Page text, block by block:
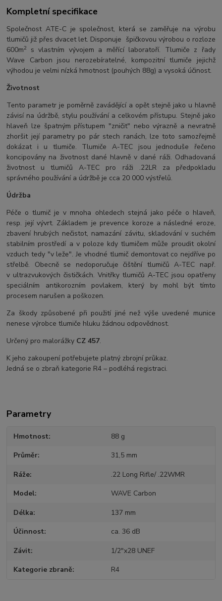
Kompletní specifikace
Společnost ATE-C je společnost, která se zaměřuje na výrobu
tlumičů již přes dvacet let. Disponuje špičkovou výrobou o rozloze
600m2 s vlastním vývojem a měřící laboratoří. Tlumiče z řady
Wave Carbon jsou nerozebíratelné, kompozitní tlumiče jejichž
výhodou je velmi nízká hmotnost (pouhých 88g) a vysoká účinost.
Životnost
Tento parametr je poměrně zavádějící a opět stejně jako u hlavně
závisí na údržbě, stylu používání a celkovém přístupu. Stejně jako
hlaveň lze špatným přístupem "zničit" nebo výrazně a nevratně
zhoršit její parametry po pár stech ranách, lze toto samozřejmě
dokázat i u tlumiče. Tlumiče A-TEC jsou jednoduše řečeno
koncipovány na životnost dané hlavně v dané ráži. Odhadovaná
životnost u tlumičů A-TEC pro ráži .22LR za předpokladu
správného používání a údržbě je cca 20 000 výstřelů.
Údržba
Péče o tlumič je v mnoha ohledech stejná jako péče o hlaveň,
resp. její vývrt. Základem je prevence koroze a následné eroze,
zbavení hrubých nečistot, namazání závitu, skladování v suchém
stabilním prostředí a v poloze kdy tlumičem může proudit okolní
vzduch tedy "v leže". Je vhodné tlumič demontovat co nejdříve po
střelbě. Obecně se nedoporučuje čištění tlumičů A-TEC např.
v ultrazvukových čističkách. Vnitřky tlumičů A-TEC jsou opatřeny
speciálním antikorozním povlakem, který by mohl být tímto
procesem narušen a poškozen.
Za škody způsobené při použití jiné než výše uvedené munice
nenese výrobce tlumiče hluku žádnou odpovědnost.
Určený pro malorážky CZ 457.
K jeho zakoupení potřebujete platný zbrojní průkaz.
Jedná se o zbraň kategorie R4 – podléhá registraci.
Parametry
Hmotnost 88 g
Průměr 31,5 mm
Ráže .22 Long Rifle/ .22WMR
Model WAVE Carbon
Délka 137 mm
Účinnost ca. 36 dB
Závit 1/2"x28 UNEF
Kategorie zbraně R4